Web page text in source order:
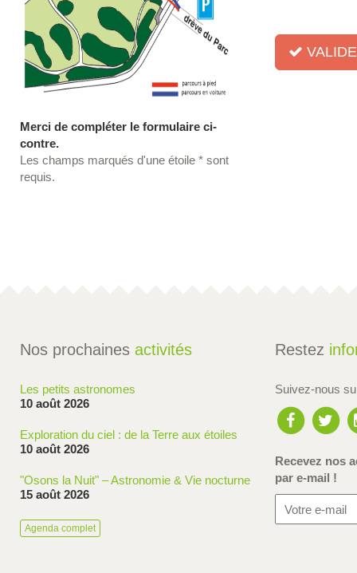
Merci de compléter le formulaire ci-
contre.
Les champs marqués d'une étoile * sont
requis.
Nos prochaines activités
Les petits astronomes
10 août 2026
Exploration du ciel : de la Terre aux étoiles
10 août 2026
"Osons la Nuit" – Astronomie & Vie nocturne
15 août 2026
Agenda complet
Restez
Suivez-nous
Recevez nos
par e-mail !